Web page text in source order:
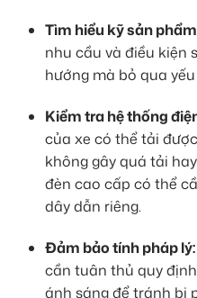
Tìm hiểu kỹ sản
nhu cầu và điều kiện
hướng mà bỏ qua
Kiểm tra hệ thống
của xe có thể tải
không gây quá tải
đèn cao cấp có thể
dây dẫn riêng.
Đảm bảo tính pháp lý:
cần tuân thủ quy
ánh sáng để tránh bị